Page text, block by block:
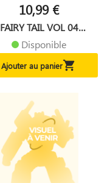
10,99 €
FAIRY TAIL VOL 04
MANGA...
Disponible
Ajouter au panier